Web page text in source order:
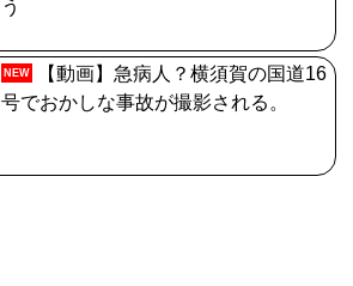
う
NEW
【動画】急病人？横須賀の国道16
号でおかしな事故が撮影される。